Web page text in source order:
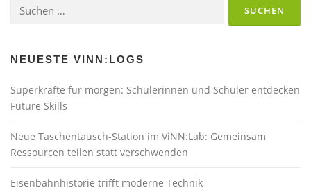
nach:
NEUESTE VINN:LOGS
Superkräfte für morgen: Schülerinnen und Schüler entdecken
Future Skills
Neue Taschentausch-Station im ViNN:Lab: Gemeinsam
Ressourcen teilen statt verschwenden
Eisenbahnhistorie trifft moderne Technik